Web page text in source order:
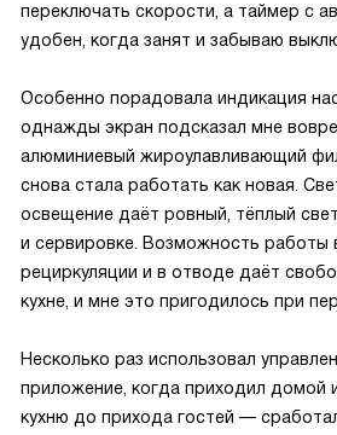
переключать скорости, а таймер с
удобен, когда занят и забываю
Особенно порадовала индикация
однажды экран подсказал мне
алюминиевый жироулавливающий
снова стала работать как новая.
освещение даёт ровный, тёплый
и сервировке. Возможность работы
рециркуляции и в отводе даёт
кухне, и мне это пригодилось при
Несколько раз использовал
приложение, когда приходил домой
кухню до прихода гостей —